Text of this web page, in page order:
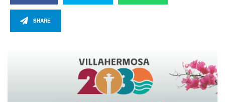
SHARE